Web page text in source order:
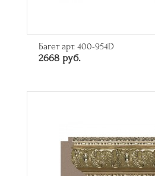
Багет арт. 400-954D
2668 руб.